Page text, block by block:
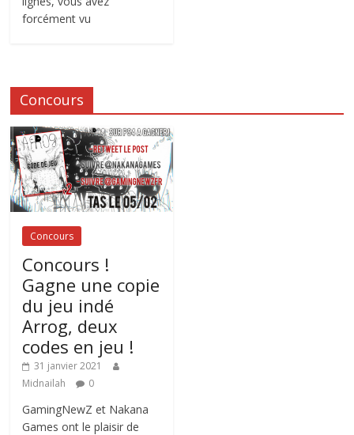
forcément vu
Concours
Concours
Concours !
Gagne une copie
du jeu indé
Arrog, deux
codes en jeu !
31 janvier 2021
Midnailah
0
GamingNewZ et Nakana
Games ont le plaisir de